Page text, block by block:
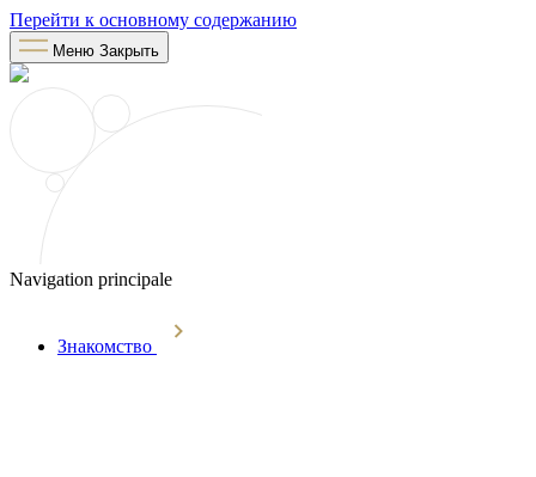
Перейти к основному содержанию
Меню Закрыть
Navigation principale
Знакомство